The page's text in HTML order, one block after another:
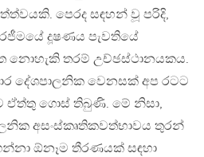
පෙරද සඳහන් වූ පරිදි,
දූෂණය පැවතියේ
නොහැකි තරම් උච්ඡස්ථානයකය.
දේශපාලනික වෙනසක් අප රටට
ඒත්තු ගොස් තිබුණි. මේ නිසා,
අසංස්කෘතිකවත්භාවය තුරන්
ඕනෑම තීරණයක් සඳහා